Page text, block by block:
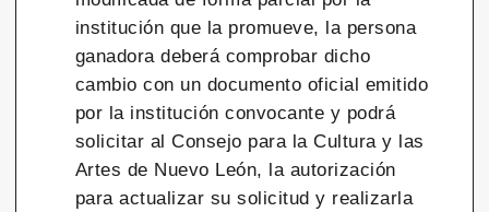
institución que la promueve, la persona
ganadora deberá comprobar dicho
cambio con un documento oficial emitido
por la institución convocante y podrá
solicitar al Consejo para la Cultura y las
Artes de Nuevo León, la autorización
para actualizar su solicitud y realizarla